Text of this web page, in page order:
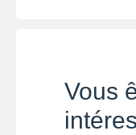
Vous